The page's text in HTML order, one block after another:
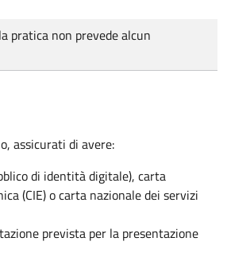
pratica non prevede alcun
assicurati di avere:
di identità digitale), carta
(CIE) o carta nazionale dei servizi
prevista per la presentazione